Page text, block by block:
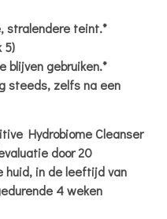
stralendere teint.*
5)
blijven gebruiken.*
steeds, zelfs na een
Hydrobiome Cleanser
door 20
huid, in de leeftijd van
4 weken